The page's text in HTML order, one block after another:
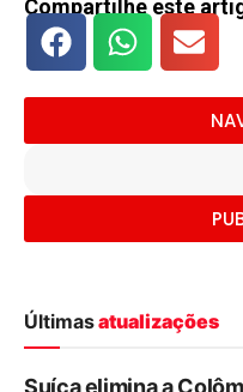
Compartilhe este
Últimasatualizações
Suíça elimina a